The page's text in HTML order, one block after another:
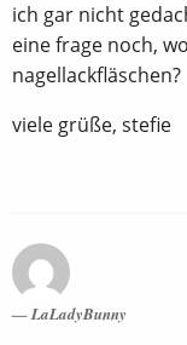
ich gar nicht
eine frage noch,
nagellackfläschen?
viele grüße, stefie
LaLadyBunny